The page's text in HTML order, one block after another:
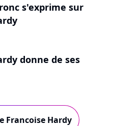
s'exprime sur
donne de ses
Francoise Hardy